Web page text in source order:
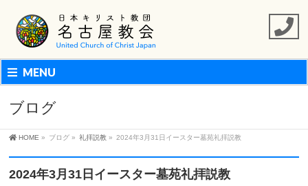
MENU
ブログ
HOME » ブログ » 礼拝説教 » 2024年3月31日イースター墓苑礼拝説教
2024年3月31日イースター墓苑礼拝説教